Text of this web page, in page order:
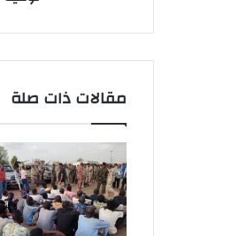
مقالات ذات صلة